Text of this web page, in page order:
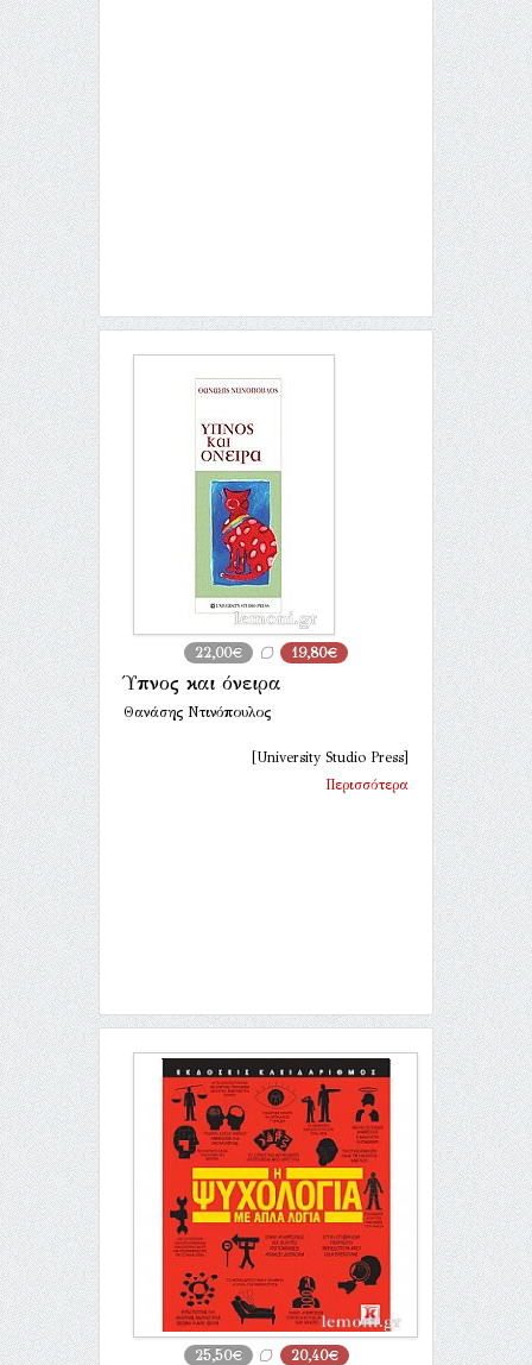
22,00€ 19,80€
Ύπνος και όνειρα
Θανάσης Ντινόπουλος
[University Studio Press]
Περισσότερα
25,50€ 20,40€